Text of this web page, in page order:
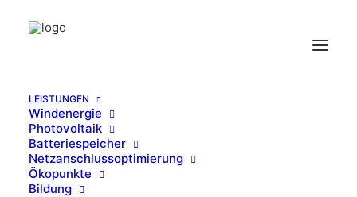
LEISTUNGEN
Windenergie
Photovoltaik
Batteriespeicher
Netzanschlussoptimierung
Ökopunkte
Bildung